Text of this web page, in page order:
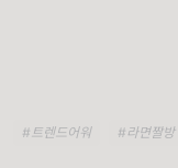
#트렌드어워 #라면짤방